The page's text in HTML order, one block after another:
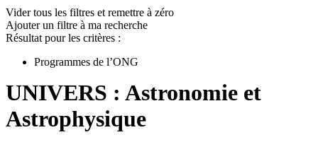
Vider tous les filtres et remettre à zéro
Ajouter un filtre à ma recherche
Résultat pour les critères :
Programmes de l’ONG
UNIVERS : Astronomie et
Astrophysique